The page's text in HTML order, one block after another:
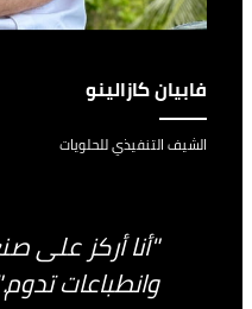
فابيان كازالينو
الشيف التنفيذي للحلويات
"أنا أركز على
وانطباعات